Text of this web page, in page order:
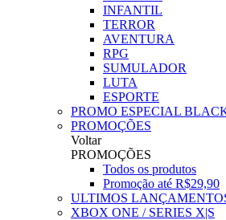
INFANTIL
TERROR
AVENTURA
RPG
SUMULADOR
LUTA
ESPORTE
PROMO ESPECIAL
PROMOÇÕES
Voltar
PROMOÇÕES
Todos os produtos
Promoção até R$29,90
ULTIMOS
XBOX ONE / SERIES X|S